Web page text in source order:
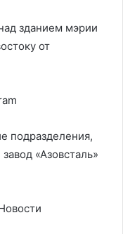
зданием мэрии
от
подразделения,
«Азовсталь»